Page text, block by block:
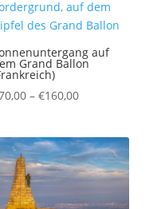
auf
Grand Ballon
–€160,00Preisspanne:
€160,00